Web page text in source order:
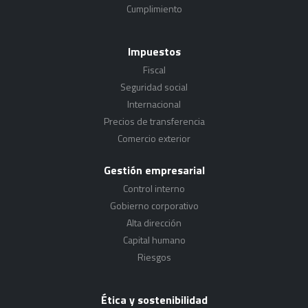
Cumplimiento
Impuestos
Fiscal
Seguridad social
Internacional
Precios de transferencia
Comercio exterior
Gestión empresarial
Control interno
Gobierno corporativo
Alta dirección
Capital humano
Riesgos
Ética y sostenibilidad